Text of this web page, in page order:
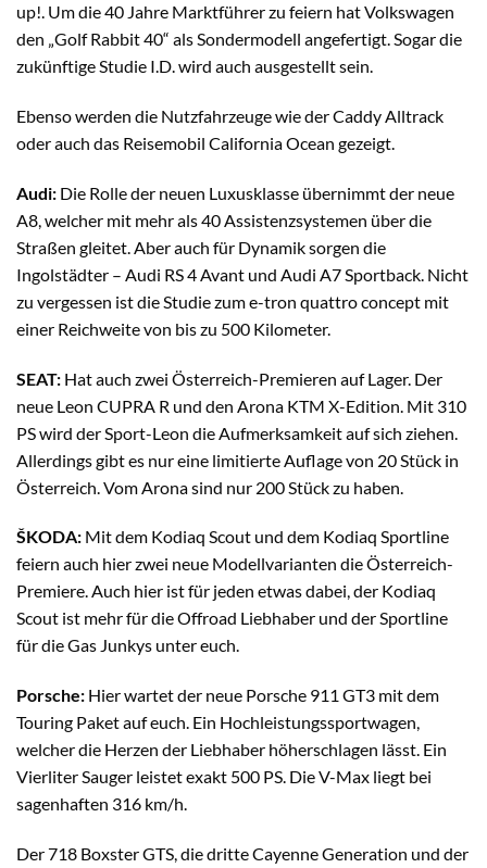
up!. Um die 40 Jahre Marktführer zu feiern hat Volkswagen
den „Golf Rabbit 40“ als Sondermodell angefertigt. Sogar die
zukünftige Studie I.D. wird auch ausgestellt sein.
Ebenso werden die Nutzfahrzeuge wie der Caddy Alltrack
oder auch das Reisemobil California Ocean gezeigt.
Audi: Die Rolle der neuen Luxusklasse übernimmt der neue
A8, welcher mit mehr als 40 Assistenzsystemen über die
Straßen gleitet. Aber auch für Dynamik sorgen die
Ingolstädter – Audi RS 4 Avant und Audi A7 Sportback. Nicht
zu vergessen ist die Studie zum e-tron quattro concept mit
einer Reichweite von bis zu 500 Kilometer.
SEAT: Hat auch zwei Österreich-Premieren auf Lager. Der
neue Leon CUPRA R und den Arona KTM X-Edition. Mit 310
PS wird der Sport-Leon die Aufmerksamkeit auf sich ziehen.
Allerdings gibt es nur eine limitierte Auflage von 20 Stück in
Österreich. Vom Arona sind nur 200 Stück zu haben.
ŠKODA: Mit dem Kodiaq Scout und dem Kodiaq Sportline
feiern auch hier zwei neue Modellvarianten die Österreich-
Premiere. Auch hier ist für jeden etwas dabei, der Kodiaq
Scout ist mehr für die Offroad Liebhaber und der Sportline
für die Gas Junkys unter euch.
Porsche: Hier wartet der neue Porsche 911 GT3 mit dem
Touring Paket auf euch. Ein Hochleistungssportwagen,
welcher die Herzen der Liebhaber höherschlagen lässt. Ein
Vierliter Sauger leistet exakt 500 PS. Die V-Max liegt bei
sagenhaften 316 km/h.
Der 718 Boxster GTS, die dritte Cayenne Generation und der